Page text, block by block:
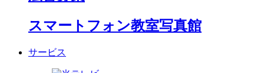
スマートフォン教室写真館
サービス